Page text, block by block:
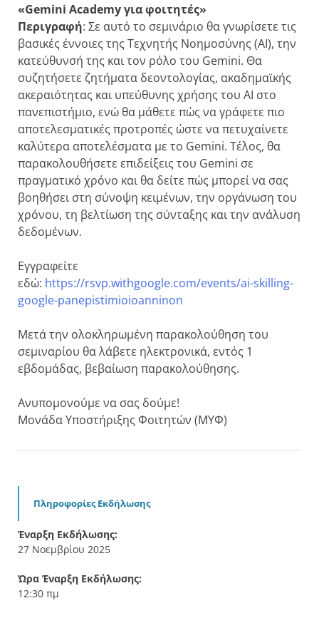
«Gemini Academy για φοιτητές»
Περιγραφή: Σε αυτό το σεμινάριο θα γνωρίσετε τις
βασικές έννοιες της Τεχνητής Νοημοσύνης (AI), την
κατεύθυνσή της και τον ρόλο του Gemini. Θα
συζητήσετε ζητήματα δεοντολογίας, ακαδημαϊκής
ακεραιότητας και υπεύθυνης χρήσης του AI στο
πανεπιστήμιο, ενώ θα μάθετε πώς να γράφετε πιο
αποτελεσματικές προτροπές ώστε να πετυχαίνετε
καλύτερα αποτελέσματα με το Gemini. Τέλος, θα
παρακολουθήσετε επιδείξεις του Gemini σε
πραγματικό χρόνο και θα δείτε πώς μπορεί να σας
βοηθήσει στη σύνοψη κειμένων, την οργάνωση του
χρόνου, τη βελτίωση της σύνταξης και την ανάλυση
δεδομένων.
Εγγραφείτε
εδώ: https://rsvp.withgoogle.com/events/ai-skilling-
google-panepistimioioanninon
Μετά την ολοκληρωμένη παρακολούθηση του
σεμιναρίου θα λάβετε ηλεκτρονικά, εντός 1
εβδομάδας, βεβαίωση παρακολούθησης.
Ανυπομονούμε να σας δούμε!
Μονάδα Υποστήριξης Φοιτητών (ΜΥΦ)
Πληροφορίες Εκδήλωσης
Έναρξη Εκδήλωσης:
27 Νοεμβρίου 2025
Ώρα Έναρξη Εκδήλωσης:
12:30 πμ